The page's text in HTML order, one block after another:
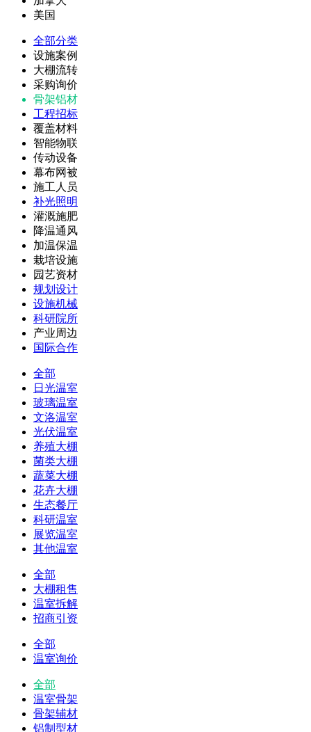
美国
全部分类
设施案例
大棚流转
采购询价
骨架铝材
工程招标
覆盖材料
智能物联
传动设备
幕布网被
施工人员
补光照明
灌溉施肥
降温通风
加温保温
栽培设施
园艺资材
规划设计
设施机械
科研院所
产业周边
国际合作
全部
日光温室
玻璃温室
文洛温室
光伏温室
养殖大棚
菌类大棚
蔬菜大棚
花卉大棚
生态餐厅
科研温室
展览温室
其他温室
全部
大棚租售
温室拆解
招商引资
全部
温室询价
全部
温室骨架
骨架辅材
铝制型材